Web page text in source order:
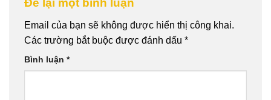
Email của bạn sẽ không được hiển thị công khai.
Các trường bắt buộc được đánh dấu *
Bình luận *